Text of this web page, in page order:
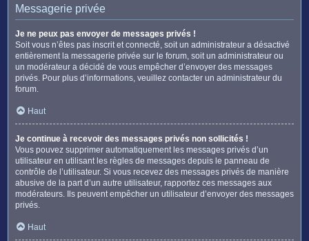
Messagerie privée
Je ne peux pas envoyer de messages privés !
Soit vous n’êtes pas inscrit et connecté, soit un administrateur a désactivé
entièrement la messagerie privée sur le forum, soit un administrateur ou
un modérateur a décidé de vous empêcher d’envoyer des messages
privés. Pour plus d’informations, veuillez contacter un administrateur du
forum.
Haut
Je continue à recevoir des messages privés non sollicités !
Vous pouvez supprimer automatiquement les messages privés d’un
utilisateur en utilisant les règles de messages depuis le panneau de
contrôle de l’utilisateur. Si vous recevez des messages privés de manière
abusive de la part d’un autre utilisateur, rapportez ces messages aux
modérateurs. Ils peuvent empêcher un utilisateur d’envoyer des messages
privés.
Haut